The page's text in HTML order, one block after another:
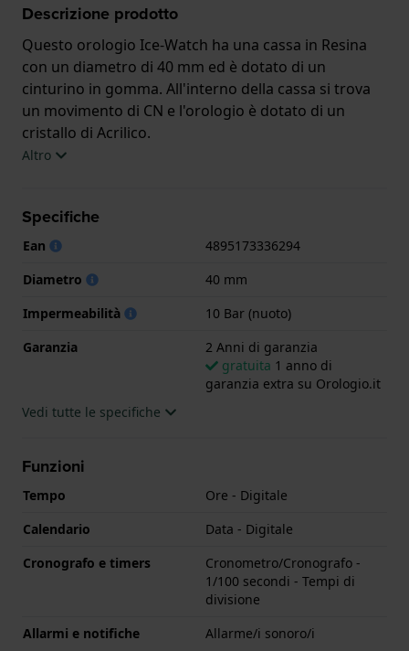
Descrizione prodotto
Questo orologio Ice-Watch ha una cassa in Resina
con un diametro di 40 mm ed è dotato di un
cinturino in gomma. All'interno della cassa si trova
un movimento di CN e l'orologio è dotato di un
cristallo di Acrilico.
con 2 Anni di garanzia.
Altro
Specifiche
Ean
4895173336294
Diametro
40 mm
Impermeabilità
10 Bar (nuoto)
Garanzia
2 Anni di garanzia
gratuita 1 anno di
garanzia extra su Orologio.it
Vedi tutte le specifiche
Funzioni
Tempo
Ore - Digitale
Calendario
Data - Digitale
Cronografo e timers
Cronometro/Cronografo -
1/100 secondi - Tempi di
divisione
Allarmi e notifiche
Allarme/i sonoro/i